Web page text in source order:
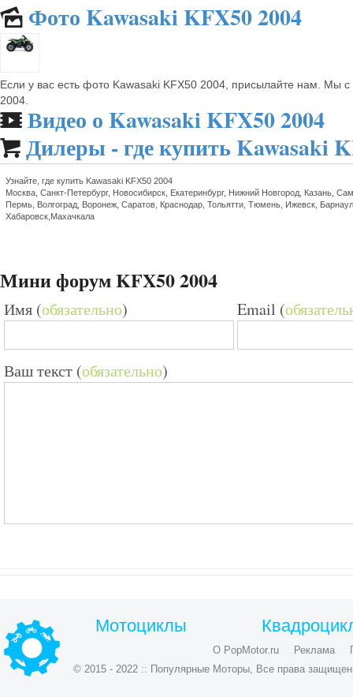
🌄 Фото Kawasaki KFX50 2004
Если у вас есть фото Kawasaki KFX50 2004, присылайте нам. Мы
2004.
🎬 Видео о Kawasaki KFX50 2004
 Дилеры - где купить Kawasaki
Узнайте, где купить Kawasaki KFX50 2004
Москва, Санкт-Петербург, Новосибирск, Екатеринбург, Нижний Новгород, Казань,
Пермь, Волгоград, Воронеж, Саратов, Краснодар, Тольятти, Тюмень, Ижевск,
Хабаровск,Махачкала
Мини форум KFX50 2004
Имя (обязательно) Email (
Ваш текст (обязательно)
Мотоциклы
О PopMotor.ru Реклама
© 2015 - 2022 :: Популярные Моторы, Все права